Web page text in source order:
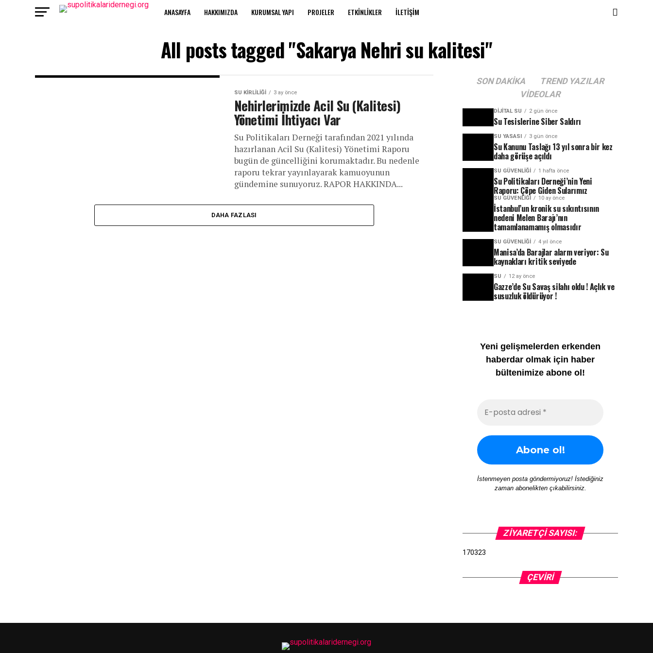
ANASAYFA HAKKIMIZDA KURUMSAL YAPI PROJELER ETKINLIKLER İLETIŞIM
All posts tagged "Sakarya Nehri su kalitesi"
SU KIRLILIĞI 3 ay önce
Nehirlerimizde Acil Su (Kalitesi)
Yönetimi İhtiyacı Var
Su Politikaları Derneği tarafından 2021 yılında
hazırlanan Acil Su (Kalitesi) Yönetimi Raporu
bugün de güncelliğini korumaktadır. Bu nedenle
raporu tekrar yayınlayarak kamuoyunun
gündemine sunuyoruz. RAPOR HAKKINDA...
DAHA FAZLASI
SON DAKIKA
TREND YAZILAR
VIDEOLAR
DIJITAL SU 2 gün önce
Su Tesislerine Siber Saldırı
SU YASASI 3 gün önce
Su Kanunu Taslağı 13 yıl sonra bir kez
daha görüşe açıldı
SU GÜVENLIĞI 1 hafta önce
Su Politikaları Derneği’nin Yeni
Raporu: Çöpe Giden Sularımız
SU GÜVENLIĞI 10 ay önce
İstanbul’un kronik su sıkıntısının
nedeni Melen Barajı’nın
tamamlanamamış olmasıdır
SU GÜVENLIĞI 4 yıl önce
Manisa’da Barajlar alarm veriyor: Su
kaynakları kritik seviyede
SU 12 ay önce
Gazze’de Su Savaş silahı oldu ! Açlık ve
susuzluk öldürüyor !
Yeni gelişmelerden erkenden
haberdar olmak için haber
bültenimize abone ol!
İstenmeyen posta göndermiyoruz! İstediğiniz
zaman abonelikten çıkabilirsiniz.
ZIYARETÇI SAYISI:
170323
ÇEVIRI